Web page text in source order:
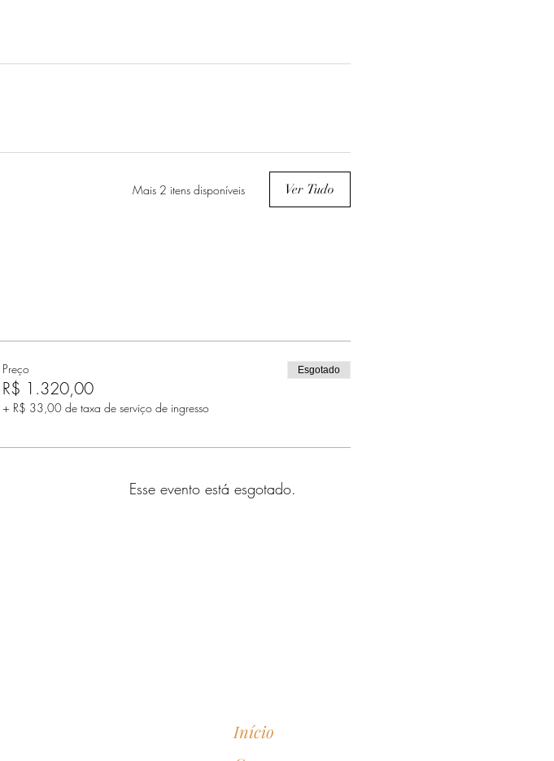
Mais 2 itens disponíveis Ver Tudo
Preço
R$ 1.320,00
+ R$ 33,00 de taxa de serviço de ingresso
Esgotado
Esse evento está esgotado.
Início